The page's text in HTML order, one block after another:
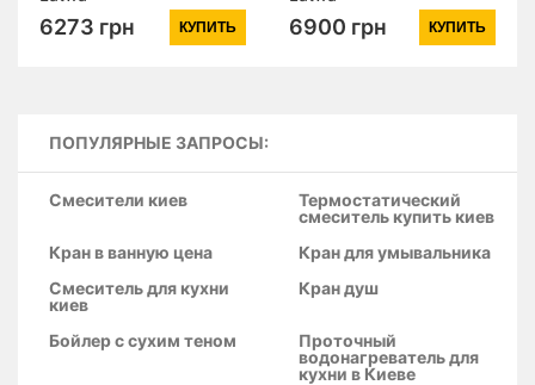
SC90x90.SAT.HIGH.FR,
стекло Frost 4 мм без
поддона (28703)
6273 грн КУПИТЬ
SC90x90.SAT.LOW.FR,
стекло Frost 4 мм без
поддона (28706)
6900 грн КУПИТЬ
ПОПУЛЯРНЫЕ ЗАПРОСЫ:
Смесители киев
Термостатический
смеситель купить киев
Кран в ванную цена
Кран для умывальника
Смеситель для кухни
киев
Кран душ
Бойлер с сухим теном
Проточный
водонагреватель для
кухни в Киеве